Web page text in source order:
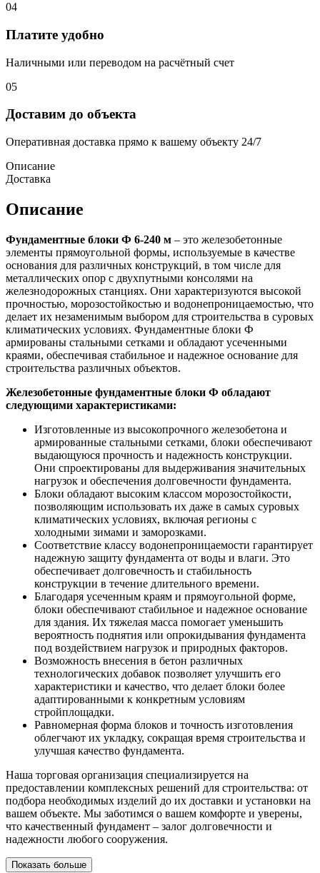
04
Платите удобно
Наличными или переводом на расчётный счет
05
Доставим до объекта
Оперативная доставка прямо к вашему объекту 24/7
Описание
Доставка
Описание
Фундаментные блоки Ф 6-240 м – это железобетонные
элементы прямоугольной формы, используемые в качестве
основания для различных конструкций, в том числе для
металлических опор с двухпутными консолями на
железнодорожных станциях. Они характеризуются высокой
прочностью, морозостойкостью и водонепроницаемостью, что
делает их незаменимым выбором для строительства в суровых
климатических условиях. Фундаментные блоки Ф
армированы стальными сетками и обладают усеченными
краями, обеспечивая стабильное и надежное основание для
строительства различных объектов.
Железобетонные фундаментные блоки Ф обладают
следующими характеристиками:
Изготовленные из высокопрочного железобетона и
армированные стальными сетками, блоки обеспечивают
выдающуюся прочность и надежность конструкции.
Они спроектированы для выдерживания значительных
нагрузок и обеспечения долговечности фундамента.
Блоки обладают высоким классом морозостойкости,
позволяющим использовать их даже в самых суровых
климатических условиях, включая регионы с
холодными зимами и заморозками.
Соответствие классу водонепроницаемости гарантирует
надежную защиту фундамента от воды и влаги. Это
обеспечивает долговечность и стабильность
конструкции в течение длительного времени.
Благодаря усеченным краям и прямоугольной форме,
блоки обеспечивают стабильное и надежное основание
для здания. Их тяжелая масса помогает уменьшить
вероятность поднятия или опрокидывания фундамента
под воздействием нагрузок и природных факторов.
Возможность внесения в бетон различных
технологических добавок позволяет улучшить его
характеристики и качество, что делает блоки более
адаптированными к конкретным условиям
стройплощадки.
Равномерная форма блоков и точность изготовления
облегчают их укладку, сокращая время строительства и
улучшая качество фундамента.
Наша торговая организация специализируется на
предоставлении комплексных решений для строительства: от
подбора необходимых изделий до их доставки и установки на
вашем объекте. Мы заботимся о вашем комфорте и уверены,
что качественный фундамент – залог долговечности и
надежности любого сооружения.
Показать больше